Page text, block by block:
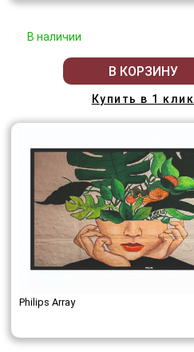
В наличии
В КОРЗИНУ
Купить в 1 клик
Philips Array